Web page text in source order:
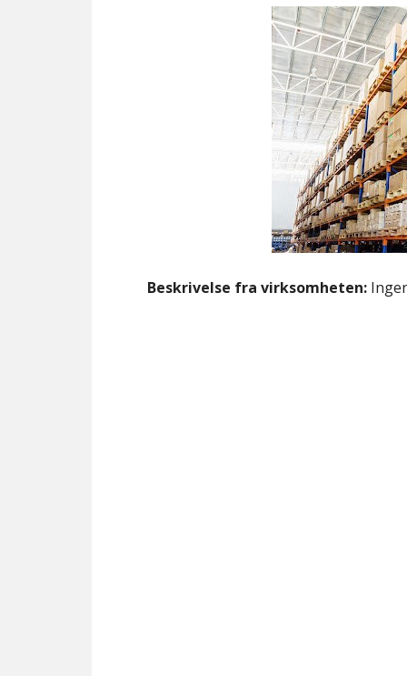
Beskrivelse fra virksomheten: